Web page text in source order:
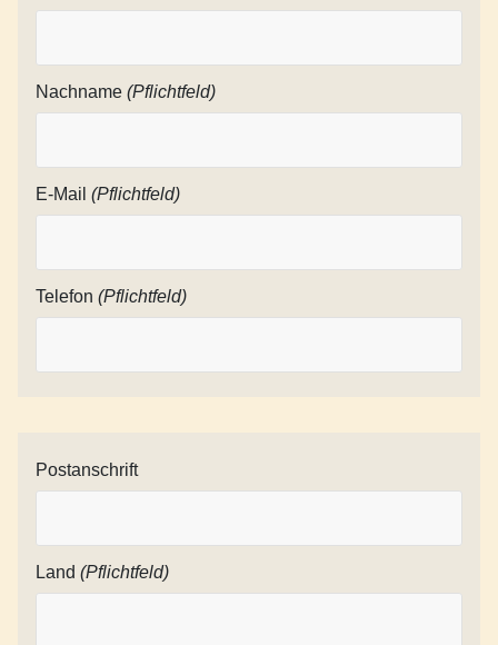
Nachname (Pflichtfeld)
E-Mail (Pflichtfeld)
Telefon (Pflichtfeld)
Postanschrift
Land (Pflichtfeld)